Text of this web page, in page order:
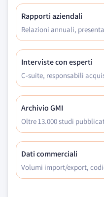
Rapporti aziendali
Relazioni annuali,
Interviste con esperti
C-suite, responsabili
Archivio GMI
Oltre 13.000 studi
Dati commerciali
Volumi import/export,